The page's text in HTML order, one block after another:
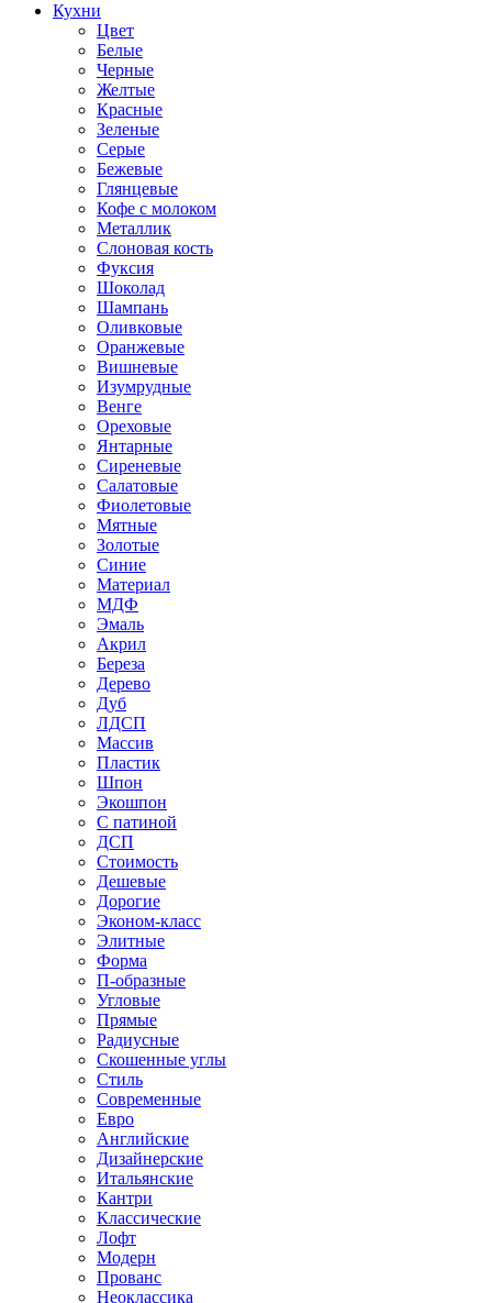
Кухни
Цвет
Белые
Черные
Желтые
Красные
Зеленые
Серые
Бежевые
Глянцевые
Кофе с молоком
Металлик
Слоновая кость
Фуксия
Шоколад
Шампань
Оливковые
Оранжевые
Вишневые
Изумрудные
Венге
Ореховые
Янтарные
Сиреневые
Салатовые
Фиолетовые
Мятные
Золотые
Синие
Материал
МДФ
Эмаль
Акрил
Береза
Дерево
Дуб
ЛДСП
Массив
Пластик
Шпон
Экошпон
С патиной
ДСП
Стоимость
Дешевые
Дорогие
Эконом-класс
Элитные
Форма
П-образные
Угловые
Прямые
Радиусные
Скошенные углы
Стиль
Современные
Евро
Английские
Дизайнерские
Итальянские
Кантри
Классические
Лофт
Модерн
Прованс
Неоклассика